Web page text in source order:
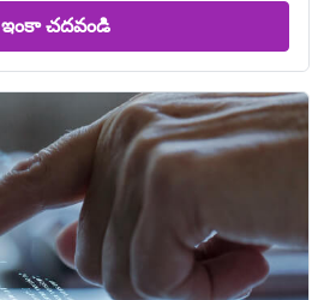
ఇంకా చదవండి